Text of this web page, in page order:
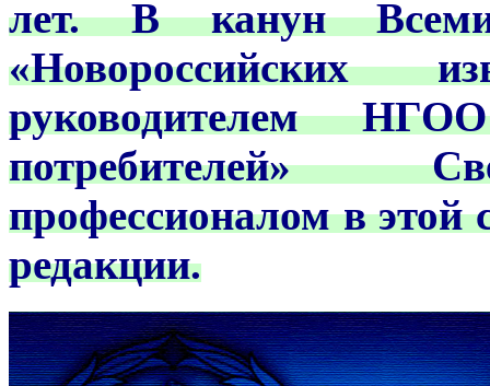
лет. В канун
«Новороссийских
руководителем
потребителей»
профессионалом в
редакции.